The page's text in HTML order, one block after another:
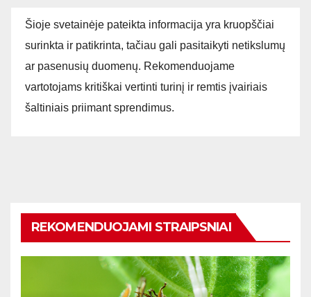
Šioje svetainėje pateikta informacija yra kruopščiai
surinkta ir patikrinta, tačiau gali pasitaikyti netikslumų
ar pasenusių duomenų. Rekomenduojame
vartotojams kritiškai vertinti turinį ir remtis įvairiais
šaltiniais priimant sprendimus.
REKOMENDUOJAMI STRAIPSNIAI